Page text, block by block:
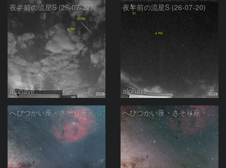
夜半前の流星S (26-07-27)
alphavir
夜半前の流星S (26-07-20)
alphavir
へびつかい座・さそり座・いて座と天の川 へびつかい座・さそり座・いて座と天の川